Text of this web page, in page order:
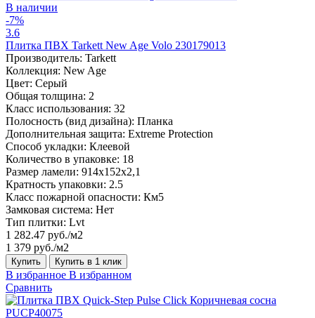
В наличии
-7%
3.6
Плитка ПВХ Tarkett New Age Volo 230179013
Производитель: Tarkett
Коллекция: New Age
Цвет: Серый
Общая толщина: 2
Класс использования: 32
Полосность (вид дизайна): Планка
Дополнительная защита: Extreme Protection
Способ укладки: Клеевой
Количество в упаковке: 18
Размер ламели: 914x152x2,1
Кратность упаковки: 2.5
Класс пожарной опасности: Км5
Замковая система: Нет
Тип плитки: Lvt
1 282.47 руб./м2
1 379 руб./м2
Купить Купить в 1 клик
В избранное В избранном
Сравнить